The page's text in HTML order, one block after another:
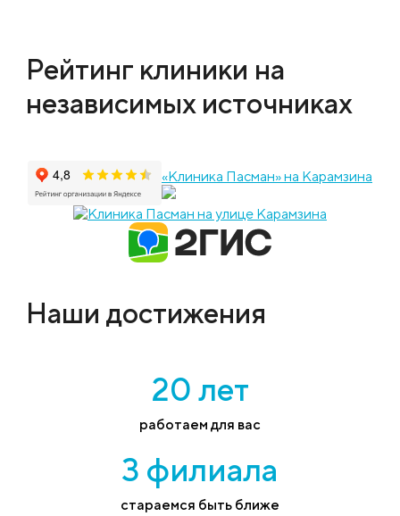
Рейтинг клиники на
независимых источниках
«Клиника Пасман» на Карамзина
Наши достижения
20 лет
работаем для вас
3 филиала
стараемся быть ближе